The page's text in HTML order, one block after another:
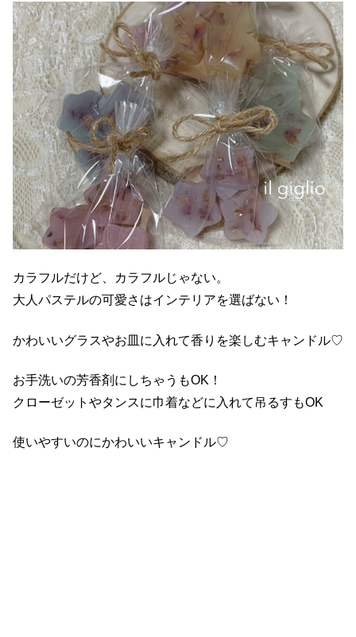
カラフルだけど、カラフルじゃない。
大人パステルの可愛さはインテリアを選ばない！
かわいいグラスやお皿に入れて香りを楽しむキャンドル♡
お手洗いの芳香剤にしちゃうもOK！
クローゼットやタンスに巾着などに入れて吊るすもOK
使いやすいのにかわいいキャンドル♡